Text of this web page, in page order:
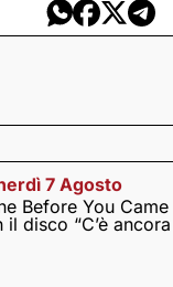
7 Agosto
Before You
il disco “C’è